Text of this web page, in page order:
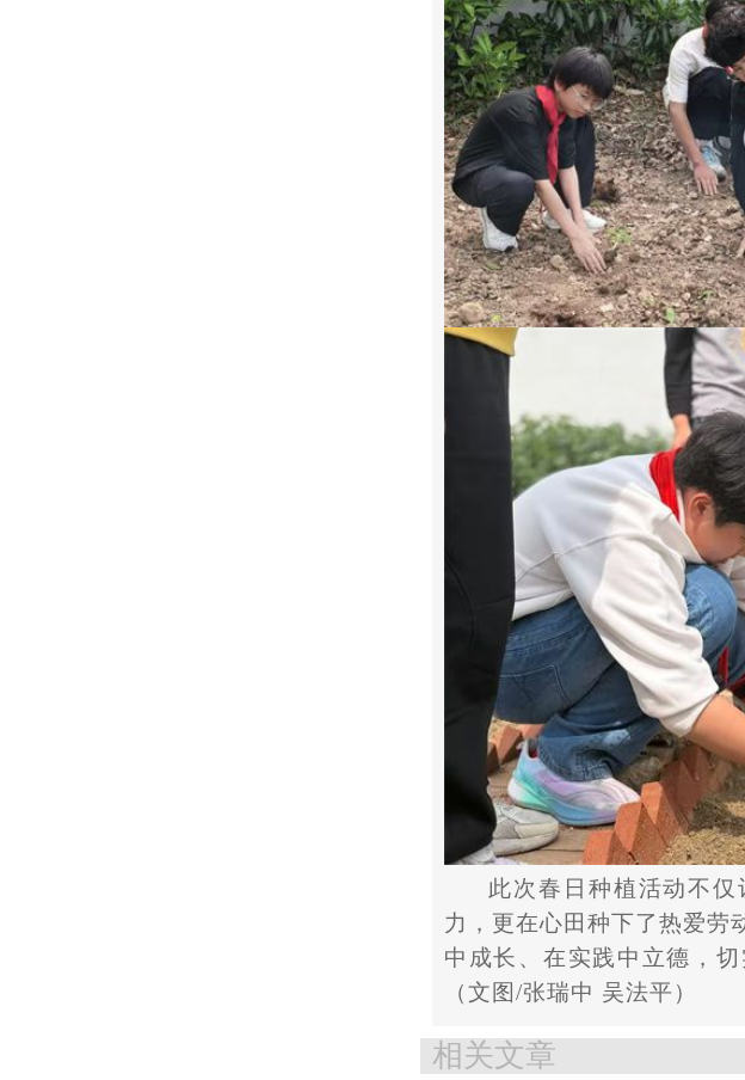
此次春日种植活动不
力，更在心田种下了热爱劳
中成长、在实践中立德，
（文图/张瑞中 吴法平）
相关文章